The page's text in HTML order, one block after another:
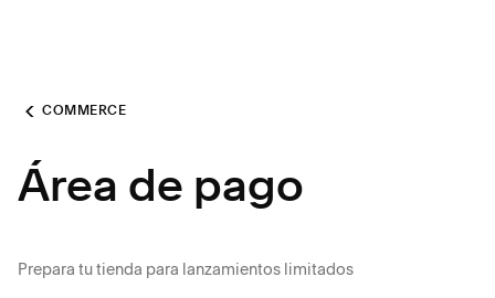
COMMERCE
Área de pago
Prepara tu tienda para lanzamientos limitados